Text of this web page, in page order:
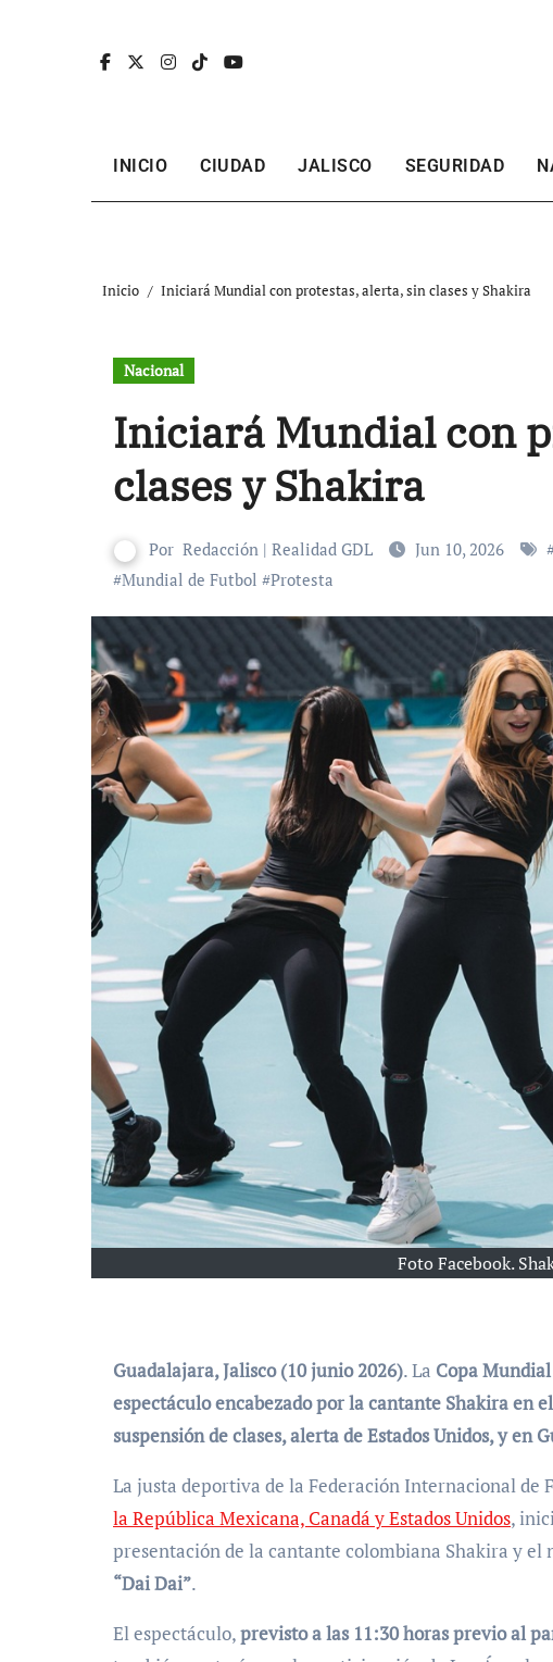
INICIO CIUDAD JALISCO SEGURIDAD
Inicio Iniciará Mundial con protestas, alerta, sin clases y Shakira
Nacional
Iniciará Mundial con
clases y Shakira
Por Redacción | Realidad GDL Jun 10, 2026
#Mundial de Futbol #Protesta
Foto Facebook.
Guadalajara, Jalisco (10 junio 2026). La Copa Mundial
espectáculo encabezado por la cantante Shakira en
suspensión de clases, alerta de Estados Unidos, y en
La justa deportiva de la Federación Internacional de
la República Mexicana, Canadá y Estados Unidos,
presentación de la cantante colombiana Shakira y el
“Dai Dai”.
El espectáculo,previsto a las 11:30 horas previo al